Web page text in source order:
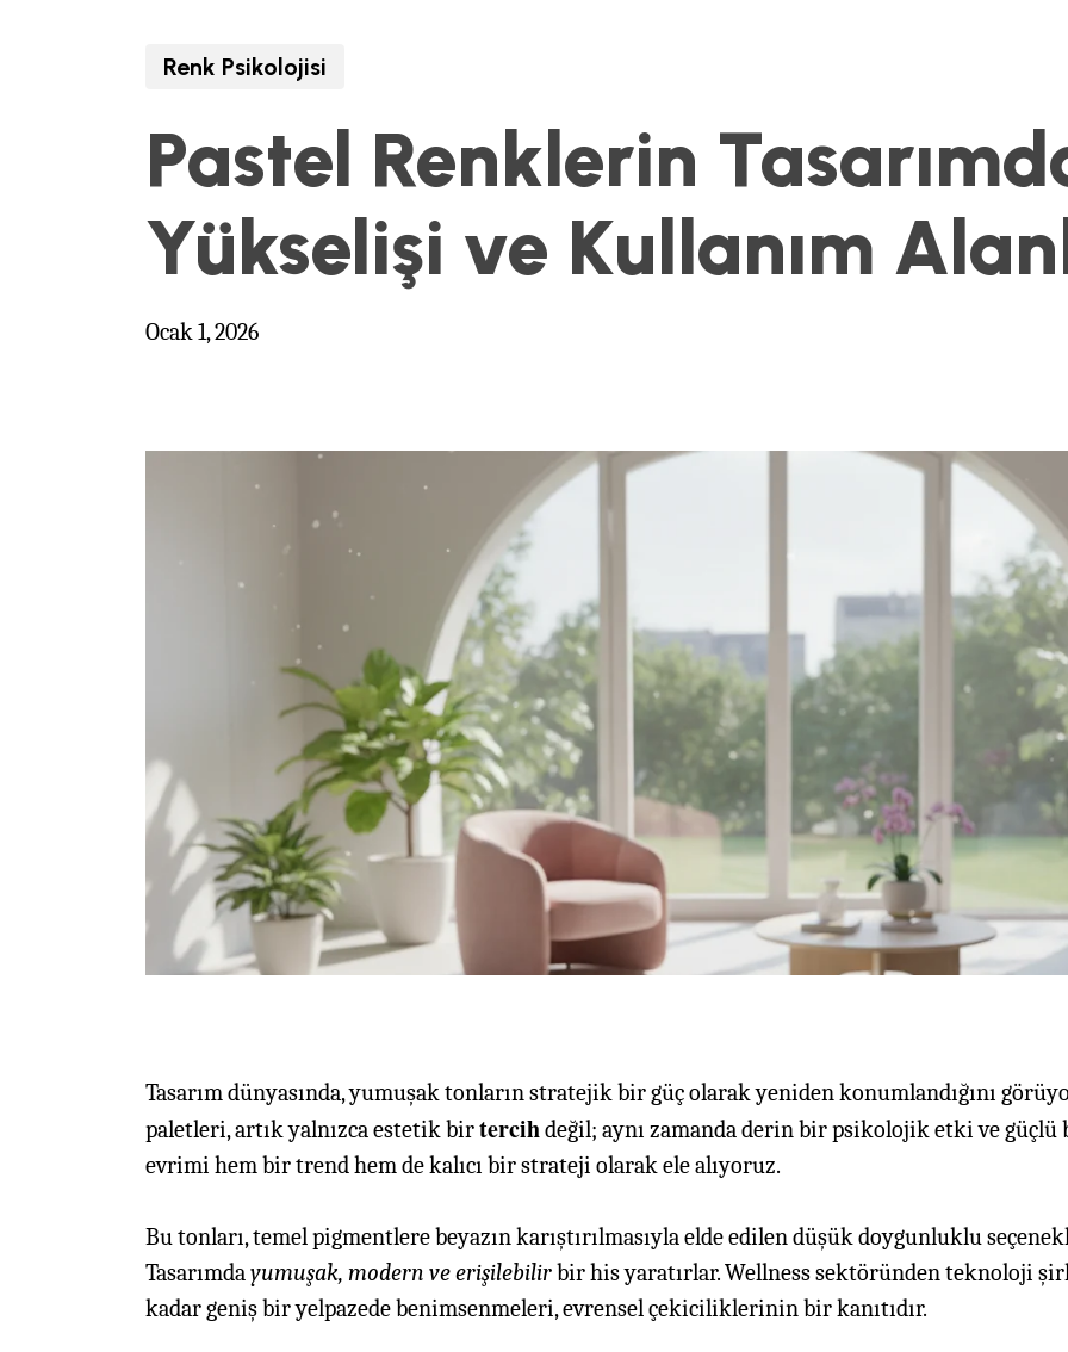
Renk Psikolojisi
Pastel Renklerin
Yükselişi ve Kullanım
Ocak 1, 2026
Tasarım dünyasında, yumuşak tonların stratejik bir güç olarak yeniden konumlandığını
paletleri, artık yalnızca estetik birtercihdeğil; aynı zamanda derin bir psikolojik etki ve güçlü
evrimi hem bir trend hem de kalıcı bir strateji olarak ele alıyoruz.
Bu tonları, temel pigmentlere beyazın karıştırılmasıyla elde edilen düşük doygunluklu
Tasarımdayumuşak, modern ve erişilebilirbir his yaratırlar. Wellness sektöründen teknoloji
kadar geniş bir yelpazede benimsenmeleri, evrensel çekiciliklerinin bir kanıtıdır.